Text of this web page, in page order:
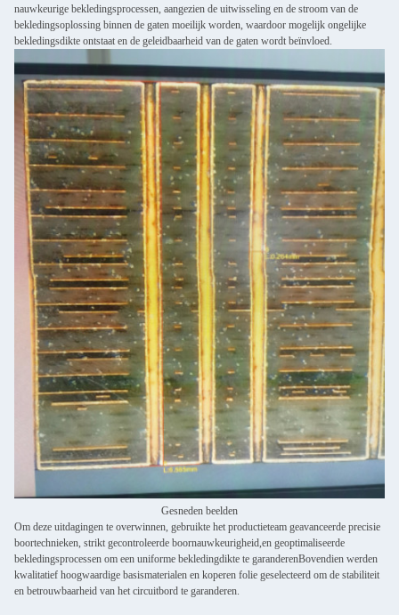
nauwkeurige bekledingsprocessen, aangezien de uitwisseling en de stroom van de
bekledingsoplossing binnen de gaten moeilijk worden, waardoor mogelijk ongelijke
bekledingsdikte ontstaat en de geleidbaarheid van de gaten wordt beïnvloed.
Gesneden beelden
Om deze uitdagingen te overwinnen, gebruikte het productieteam geavanceerde precisie
boortechnieken, strikt gecontroleerde boornauwkeurigheid,en geoptimaliseerde
bekledingsprocessen om een uniforme bekledingdikte te garanderenBovendien werden
kwalitatief hoogwaardige basismaterialen en koperen folie geselecteerd om de stabiliteit
en betrouwbaarheid van het circuitbord te garanderen.